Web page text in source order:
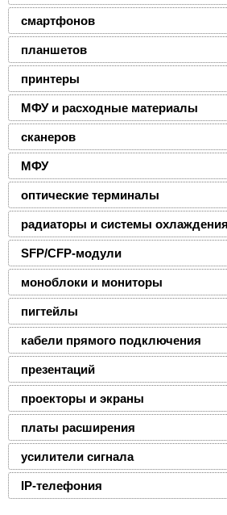
смартфонов
планшетов
принтеры
МФУ и расходные материалы
сканеров
МФУ
оптические терминалы
радиаторы и системы охлаждения
SFP/CFP-модули
моноблоки и мониторы
пигтейлы
кабели прямого подключения
презентаций
проекторы и экраны
платы расширения
усилители сигнала
IP-телефония